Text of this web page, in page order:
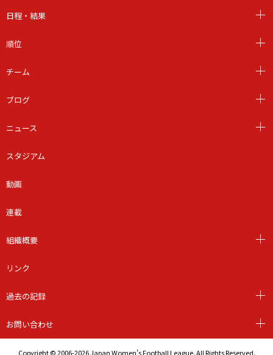
日程・結果
順位
チーム
ブログ
ニュース
スタジアム
動画
連載
組織概要
リンク
過去の記録
お問い合わせ
Copyright © 2006-2026 Japan Women's Football League. All Rights Reserved.